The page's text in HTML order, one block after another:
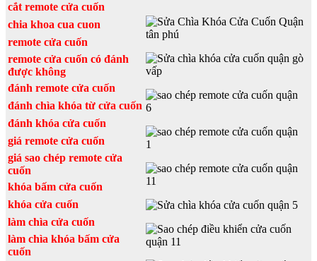
cắt remote cửa cuốn
chia khoa cua cuon
remote cửa cuốn
remote cửa cuốn có đánh
được không
đánh remote cửa cuốn
đánh chìa khóa từ cửa cuốn
đánh khóa cửa cuốn
giá remote cửa cuốn
giá sao chép remote cửa
cuốn
khóa bấm cửa cuốn
khóa cửa cuốn
làm chìa cửa cuốn
làm chìa khóa bấm cửa
cuốn